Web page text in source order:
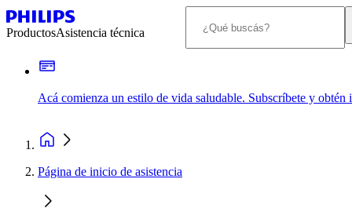
ProductosAsistencia técnica
Acá comienza un estilo de vida saludable. Subscríbete y
Página de inicio de asistencia